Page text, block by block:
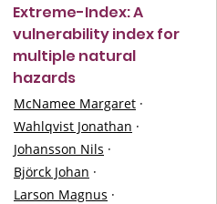
Extreme-Index: A
vulnerability index for
multiple natural
hazards
McNamee Margaret ·
Wahlqvist Jonathan ·
Johansson Nils ·
Björck Johan ·
Larson Magnus ·